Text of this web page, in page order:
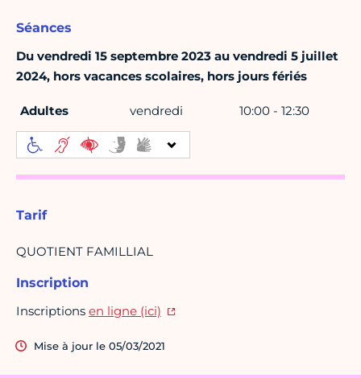
Séances
Du vendredi 15 septembre 2023 au vendredi 5 juillet
2024, hors vacances scolaires, hors jours fériés
Adultes vendredi 10:00 - 12:30
Tarif
QUOTIENT FAMILLIAL
Inscription
Inscriptions en ligne (ici)
Mise à jour le 05/03/2021